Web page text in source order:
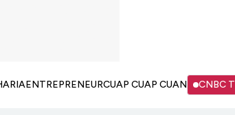
ENTREPRENEURCUAP CUAP CUAN CNBC